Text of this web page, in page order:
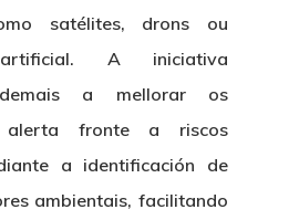
satélites, drons ou
artificial. A iniciativa
a mellorar os
alerta fronte a riscos
a identificación de
ambientais, facilitando